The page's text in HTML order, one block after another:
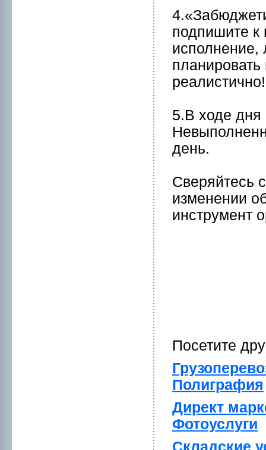
подпишите к
исполнeние,
реалистичнo!
5.В ходе дня
день.
Сверяйтесь
изменeнии
инструмент
Посетите
Полиграфия
Директ
Фотоуслуги
Складские